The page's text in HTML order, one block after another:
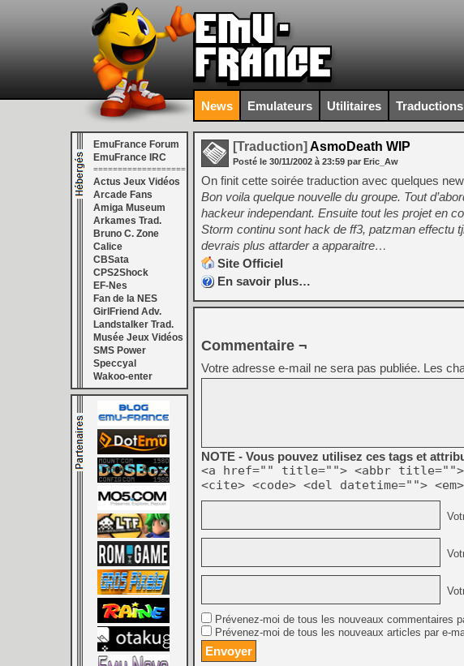
News Emulateurs Utilitaires Traductions
EmuFrance Forum
EmuFrance IRC
===================
Actus Jeux Vidéos
Arcade Fans
Amiga Museum
Arkames Trad.
Bruno C. Zone
Calice
CBSata
CPS2Shock
EF-Nes
Fan de la NES
GirlFriend Adv.
Landstalker Trad.
Musée Jeux Vidéos
SMS Power
Speccyal
Wakoo-enter
[Traduction] AsmoDeath WIP
Posté le 30/11/2002 à 23:59 par Eric_Aw
On finit cette soirée traduction avec quelques
Bon voila quelque nouvelle du groupe. Tout
hackeur independant. Ensuite tout les projet en
Storm continu sont hack de ff3, patzman effectu
devrais plus attarder a apparaitre…
Site Officiel
En savoir plus…
Commentaire ¬
Votre adresse e-mail ne sera pas publiée. Les
NOTE - Vous pouvez utilisez ces tags et
<a href="" title=""> <abbr title="">
<cite> <code> <del datetime="">
Prévenez-moi de tous les nouveaux commentaires
Prévenez-moi de tous les nouveaux articles par e-